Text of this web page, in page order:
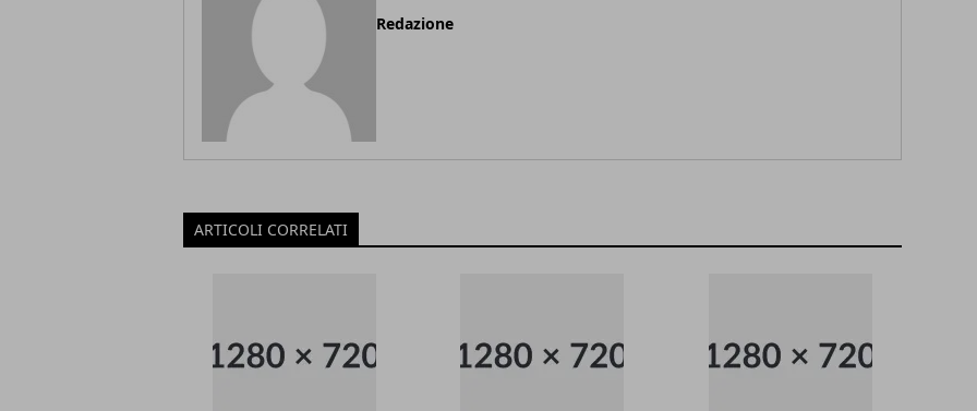
Redazione
ARTICOLI CORRELATI